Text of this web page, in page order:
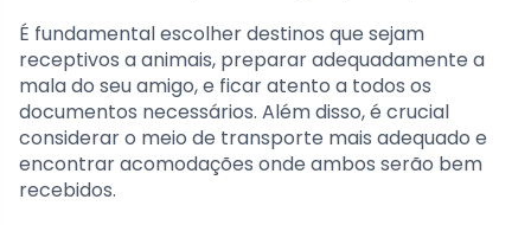
É fundamental escolher destinos que sejam
receptivos a animais, preparar adequadamente a
mala do seu amigo, e ficar atento a todos os
documentos necessários. Além disso, é crucial
considerar o meio de transporte mais adequado e
encontrar acomodações onde ambos serão bem
recebidos.